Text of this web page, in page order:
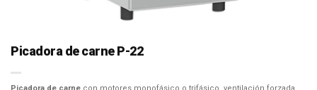
Picadora de carne P-22